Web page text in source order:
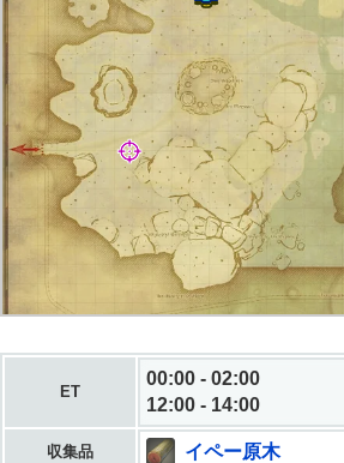
ET
00:00 - 02:00
12:00 - 14:00
収集品 イペー原木